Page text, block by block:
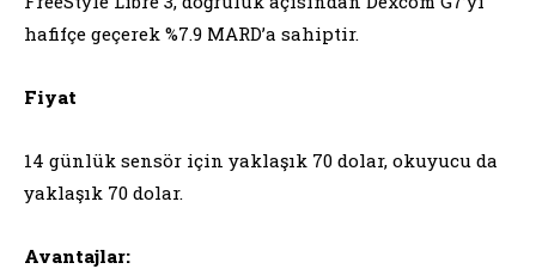
hafifçe geçerek %7.9 MARD’a sahiptir.
Fiyat
14 günlük sensör için yaklaşık 70 dolar, okuyucu da
yaklaşık 70 dolar.
Avantajlar: